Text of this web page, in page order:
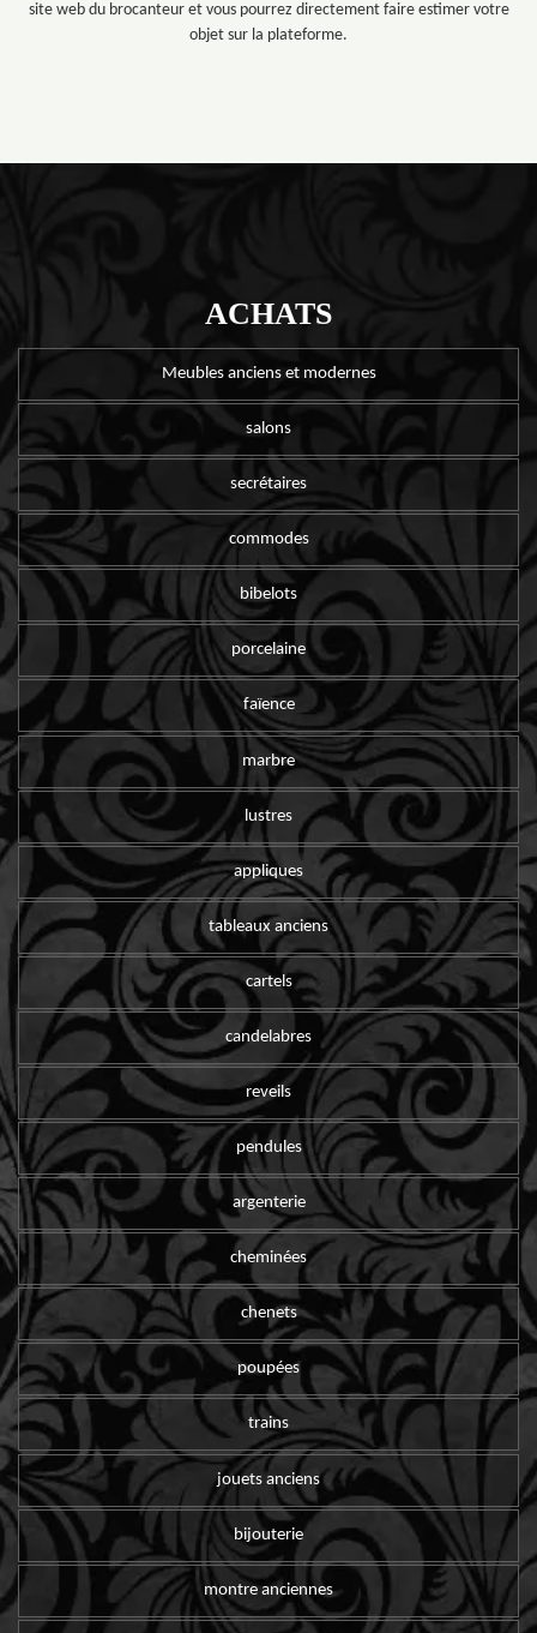
site web du brocanteur et vous pourrez directement faire estimer votre
objet sur la plateforme.
ACHATS
Meubles anciens et modernes
salons
secrétaires
commodes
bibelots
porcelaine
faïence
marbre
lustres
appliques
tableaux anciens
cartels
candelabres
reveils
pendules
argenterie
cheminées
chenets
poupées
trains
jouets anciens
bijouterie
montre anciennes